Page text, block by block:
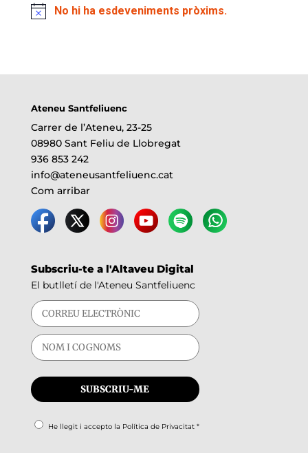
No hi ha esdeveniments pròxims.
Ateneu Santfeliuenc
Carrer de l’Ateneu, 23-25
08980 Sant Feliu de Llobregat
936 853 242
info@ateneusantfeliuenc.cat
Com arribar
Subscriu-te a l'Altaveu Digital
El butlletí de l'Ateneu Santfeliuenc
He llegit i accepto la Política de Privacitat*